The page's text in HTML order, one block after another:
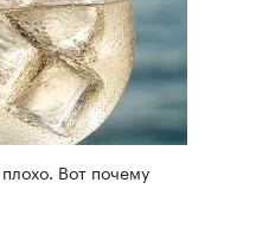
Вот почему